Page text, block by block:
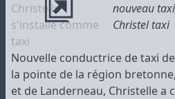
nouveau taxi
Christel taxi
Nouvelle conductrice de taxi
la pointe de la région
et de Landerneau, Christelle a